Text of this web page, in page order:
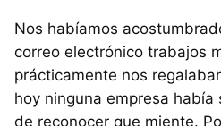
Nos habíamos
correo electrónico trabajos
prácticamente nos
hoy ninguna empresa
de reconocer que miente.